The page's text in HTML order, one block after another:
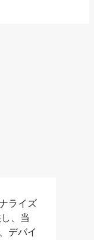
ライズ
、当
デバイ